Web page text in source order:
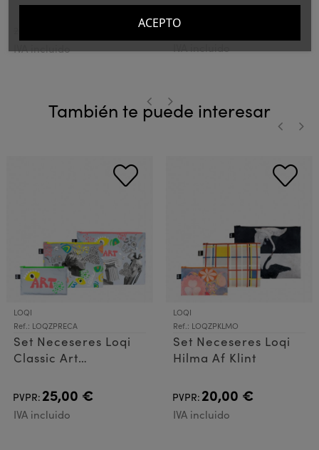
IVA incluido
PVPR:
IVA incluido
También te puede interesar
LOQI
Ref.: LOQZPRECA
Set Neceseres Loqi
Classic Art
PVPR: 25,00 €
IVA incluido
LOQI
Ref.: LOQZPKLMO
Set Neceseres Loqi
Hilma Af Klint
PVPR: 20,00 €
IVA incluido
ACEPTO